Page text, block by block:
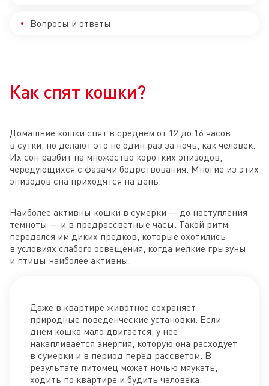
Вопросы и ответы
Как спят кошки?
Домашние кошки спят в среднем от 12 до 16 часов
в сутки, но делают это не один раз за ночь, как человек.
Их сон разбит на множество коротких эпизодов,
чередующихся с фазами бодрствования. Многие из этих
эпизодов сна приходятся на день.
Наиболее активны кошки в сумерки — до наступления
темноты — и в предрассветные часы. Такой ритм
передался им диких предков, которые охотились
в условиях слабого освещения, когда мелкие грызуны
и птицы наиболее активны.
Даже в квартире животное сохраняет
природные поведенческие установки. Если
днем кошка мало двигается, у нее
накапливается энергия, которую она расходует
в сумерки и в период перед рассветом. В
результате питомец может ночью мяукать,
ходить по квартире и будить человека.